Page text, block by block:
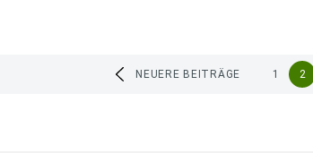
NEUERE BEITRÄGE 1 2